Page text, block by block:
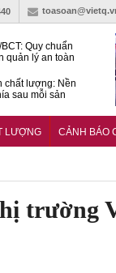
Quy chuẩn
quản lý an toàn
chất lượng: Nền
sau mỗi sản
thị tri thức tại
LƯỢNG CẢNH BÁO
trường